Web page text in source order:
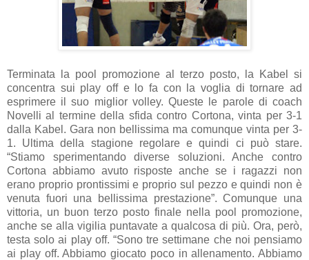
Terminata la pool promozione al terzo posto, la Kabel si
concentra sui play off e lo fa con la voglia di tornare ad
esprimere il suo miglior volley. Queste le parole di coach
Novelli al termine della sfida contro Cortona, vinta per 3-1
dalla Kabel. Gara non bellissima ma comunque vinta per 3-
1. Ultima della stagione regolare e quindi ci può stare.
“Stiamo sperimentando diverse soluzioni. Anche contro
Cortona abbiamo avuto risposte anche se i ragazzi non
erano proprio prontissimi e proprio sul pezzo e quindi non è
venuta fuori una bellissima prestazione”. Comunque una
vittoria, un buon terzo posto finale nella pool promozione,
anche se alla vigilia puntavate a qualcosa di più. Ora, però,
testa solo ai play off. “Sono tre settimane che noi pensiamo
ai play off. Abbiamo giocato poco in allenamento. Abbiamo